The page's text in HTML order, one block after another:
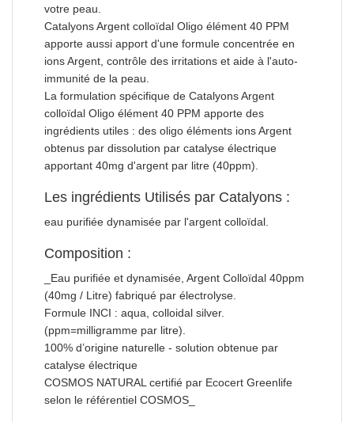
votre peau.
Catalyons Argent colloïdal Oligo élément 40 PPM
apporte aussi apport d'une formule concentrée en
ions Argent, contrôle des irritations et aide à l'auto-
immunité de la peau.
La formulation spécifique de Catalyons Argent
colloïdal Oligo élément 40 PPM apporte des
ingrédients utiles : des oligo éléments ions Argent
obtenus par dissolution par catalyse électrique
apportant 40mg d'argent par litre (40ppm).
Les ingrédients Utilisés par Catalyons :
eau purifiée dynamisée par l'argent colloïdal.
Composition :
_Eau purifiée et dynamisée, Argent Colloïdal 40ppm
(40mg / Litre) fabriqué par électrolyse.
Formule INCI : aqua, colloidal silver.
(ppm=milligramme par litre).
100% d’origine naturelle - solution obtenue par
catalyse électrique
COSMOS NATURAL certifié par Ecocert Greenlife
selon le référentiel COSMOS_